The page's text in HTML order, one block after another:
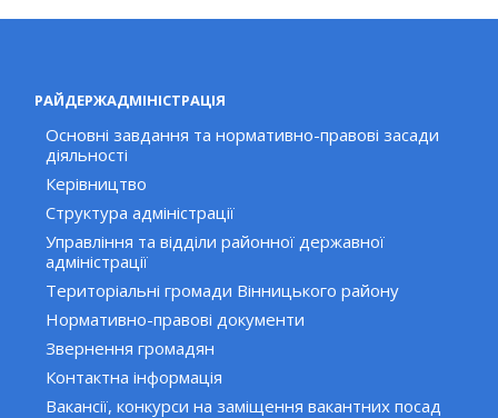
РАЙДЕРЖАДМІНІСТРАЦІЯ
Основні завдання та нормативно-правові засади
діяльності
Керівництво
Структура адміністрації
Управління та відділи районної державної
адміністрації
Територіальні громади Вінницького району
Нормативно-правові документи
Звернення громадян
Контактна інформація
Вакансії, конкурси на заміщення вакантних посад